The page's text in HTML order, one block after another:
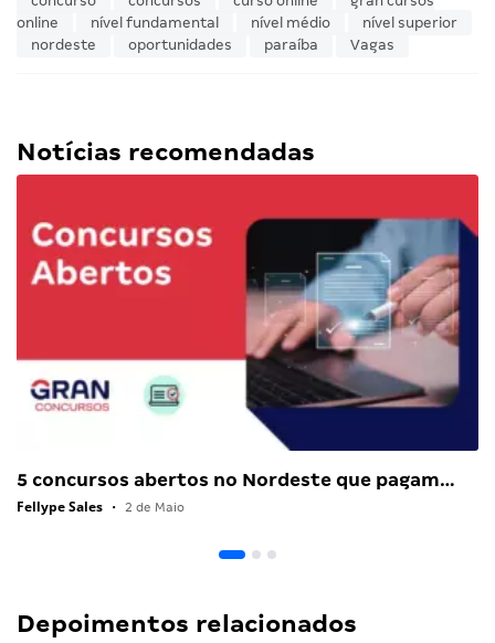
online
nível fundamental nível médio
nível superior
nordeste
oportunidades paraíba Vagas
Notícias recomendadas
5 concursos abertos no Nordeste que pagam…
Fellype Sales • 2 de Maio
Depoimentos relacionados